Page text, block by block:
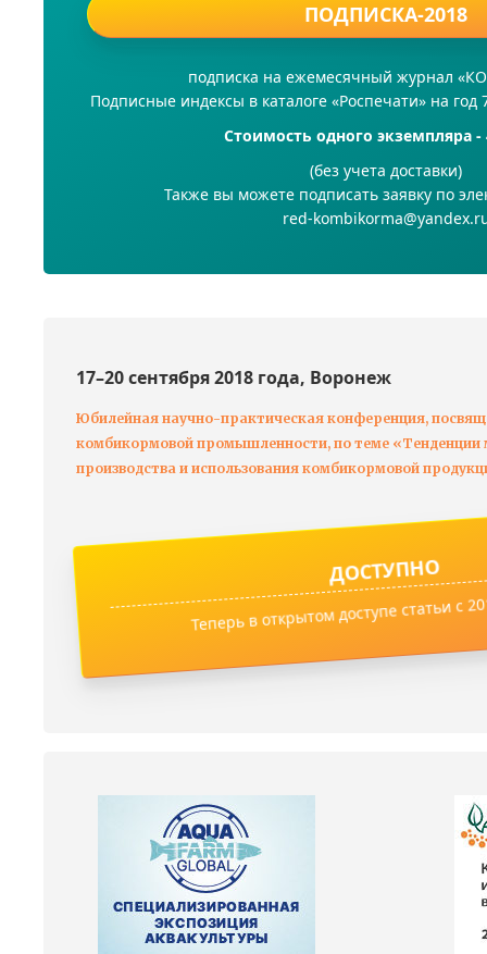
ПОДПИСКА-2018
подписка на ежемесячный журнал
Подписные индексы в каталоге «Роспечати» на год
Стоимость одного экземпляра -
(без учета доставки)
Также вы можете подписать заявку по
red-
17–20 сентября 2018 года, Воронеж
Юбилейная научно-практическая конференция,
комбикормовой промышленности, по теме «Тенденции
производства и использования комбикормовой
ДОСТУПНО
Теперь в открытом доступе статьи с